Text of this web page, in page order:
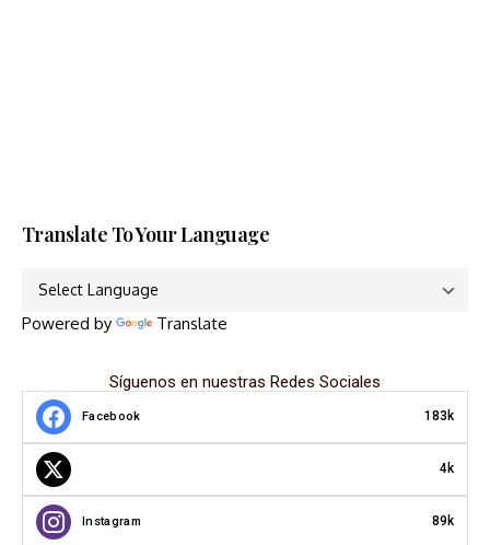
Translate To Your Language
Powered by Translate
Síguenos en nuestras Redes Sociales
Facebook 183k
4k
Instagram 89k